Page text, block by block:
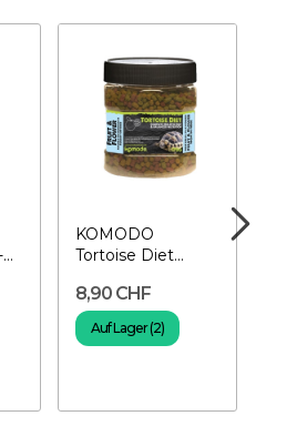
KOMODO
Tortoise Diet
g - Futter für...
8,90 CHF
Auf Lager (2)